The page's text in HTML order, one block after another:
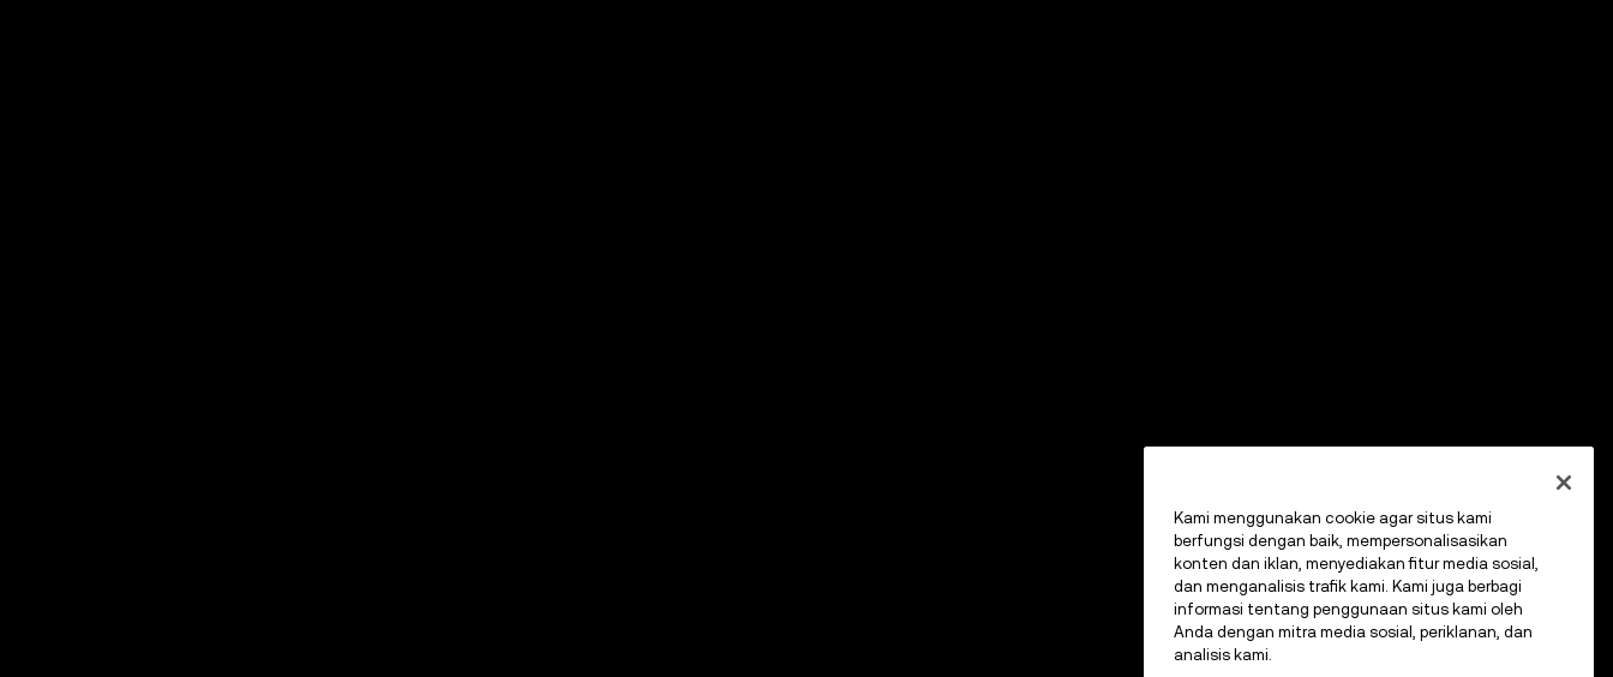
Kami menggunakan cookie agar situs kami
berfungsi dengan baik, mempersonalisasikan
konten dan iklan, menyediakan fitur media sosial,
dan menganalisis trafik kami. Kami juga berbagi
informasi tentang penggunaan situs kami oleh
Anda dengan mitra media sosial, periklanan, dan
analisis kami.